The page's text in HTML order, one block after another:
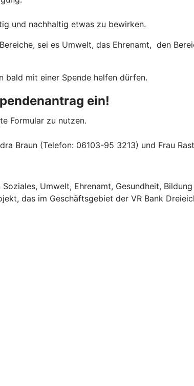
und nachhaltig etwas zu bewirken.
sei es Umwelt, das Ehrenamt, den
bald mit einer Spende helfen dürfen.
ein!
Formular zu nutzen.
Braun (Telefon: 06103-95 3213) und Frau
Umwelt, Ehrenamt, Gesundheit,
das im Geschäftsgebiet der VR Bank